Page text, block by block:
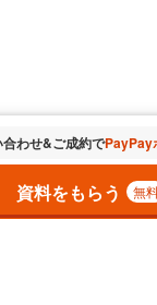
しました。
わせ&ご成約でPayPay
資料をもらう 無